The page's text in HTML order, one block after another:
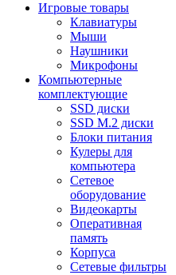
Игровые товары
Клавиатуры
Мыши
Наушники
Микрофоны
Компьютерные
комплектующие
SSD диски
SSD M.2 диски
Блоки питания
Кулеры для
компьютера
Сетевое
оборудование
Видеокарты
Оперативная
память
Корпуса
Сетевые фильтры